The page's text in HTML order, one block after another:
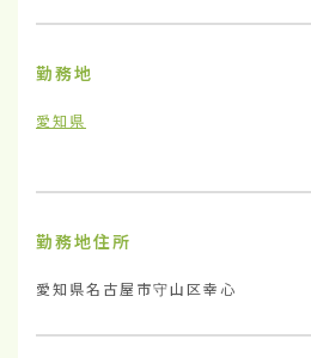
勤務地
愛知県
勤務地住所
愛知県名古屋市守山区幸心